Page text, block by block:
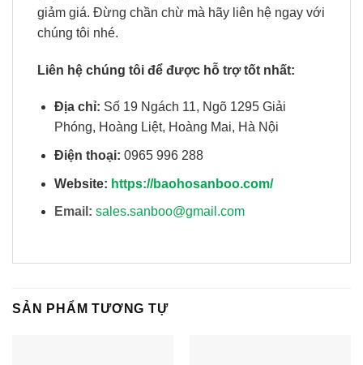
giảm giá. Đừng chần chừ mà hãy liên hệ ngay với
chúng tôi nhé.
Liên hệ chúng tôi để được hỗ trợ tốt nhất:
Địa chỉ: Số 19 Ngách 11, Ngõ 1295 Giải
Phóng, Hoàng Liệt, Hoàng Mai, Hà Nội
Điện thoại: 0965 996 288
Website: https://baohosanboo.com/
Email: sales.sanboo@gmail.com
SẢN PHẨM TƯƠNG TỰ